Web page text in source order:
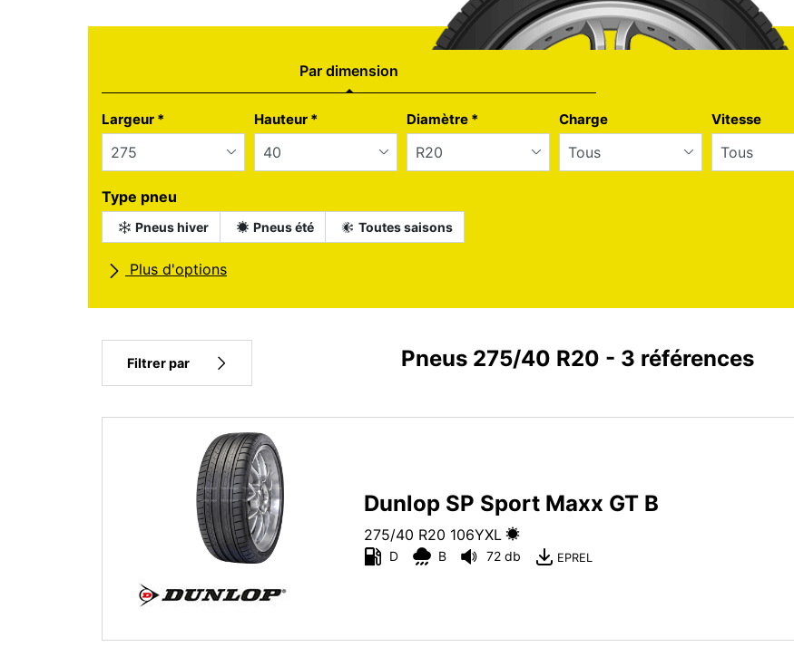
Par dimension
Tab updated: Par dimension
Largeur * Hauteur * Diamètre * Charge Vitesse
Type pneu
Pneus hiver Pneus été Toutes saisons
Plus d'options
Filtrer par
Tous les types (3)
Hiver (0)
Eté (3)
Toutes saisons (0)
Pneus ‎275/40 R20 - 3 références
Dunlop SP Sport Maxx GT B
275/40 R20 106YXL
D B 72 db EPREL